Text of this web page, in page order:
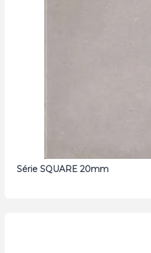
Série SQUARE 20mm